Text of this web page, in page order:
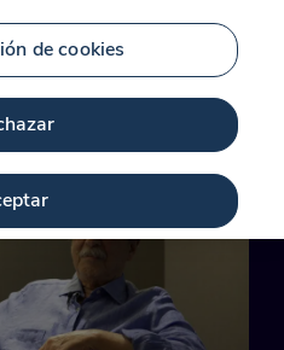
1 min
de cookies